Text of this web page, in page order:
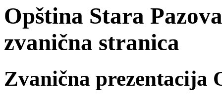
Opština Stara
zvanična stranica
Zvanična prezentacija